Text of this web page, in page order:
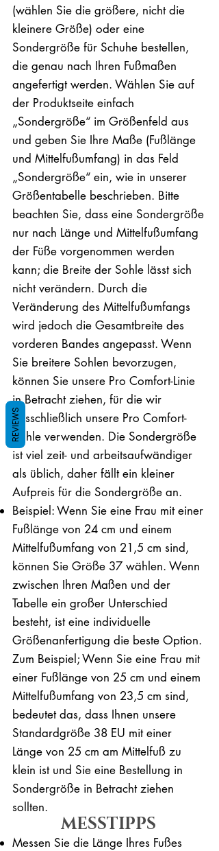
(wählen Sie die größere, nicht die
kleinere Größe) oder eine
Sondergröße für Schuhe bestellen,
die genau nach Ihren Fußmaßen
angefertigt werden. Wählen Sie auf
der Produktseite einfach
„Sondergröße“ im Größenfeld aus
und geben Sie Ihre Maße (Fußlänge
und Mittelfußumfang) in das Feld
„Sondergröße“ ein, wie in unserer
Größentabelle beschrieben. Bitte
beachten Sie, dass eine Sondergröße
nur nach Länge und Mittelfußumfang
der Füße vorgenommen werden
kann; die Breite der Sohle lässt sich
nicht verändern. Durch die
Veränderung des Mittelfußumfangs
wird jedoch die Gesamtbreite des
vorderen Bandes angepasst. Wenn
Sie breitere Sohlen bevorzugen,
können Sie unsere Pro Comfort-Linie
in Betracht ziehen, für die wir
ausschließlich unsere Pro Comfort-
Sohle verwenden. Die Sondergröße
ist viel zeit- und arbeitsaufwändiger
als üblich, daher fällt ein kleiner
Aufpreis für die Sondergröße an.
Beispiel: Wenn Sie eine Frau mit einer
Fußlänge von 24 cm und einem
Mittelfußumfang von 21,5 cm sind,
können Sie Größe 37 wählen. Wenn
zwischen Ihren Maßen und der
Tabelle ein großer Unterschied
besteht, ist eine individuelle
Größenanfertigung die beste Option.
Zum Beispiel; Wenn Sie eine Frau mit
einer Fußlänge von 25 cm und einem
Mittelfußumfang von 23,5 cm sind,
bedeutet das, dass Ihnen unsere
Standardgröße 38 EU mit einer
Länge von 25 cm am Mittelfuß zu
klein ist und Sie eine Bestellung in
Sondergröße in Betracht ziehen
sollten.
MESSTIPPS
Messen Sie die Länge Ihres Fußes
REVIEWS